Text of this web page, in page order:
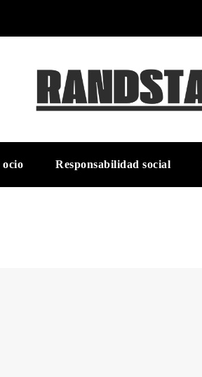
Responsabilidad social